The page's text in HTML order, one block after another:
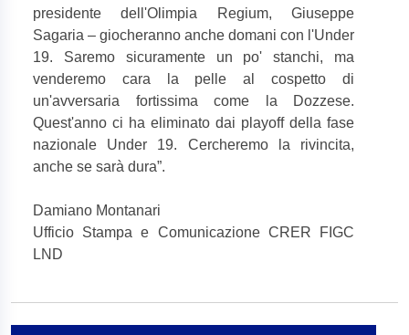
presidente dell'Olimpia Regium, Giuseppe
Sagaria – giocheranno anche domani con l'Under
19. Saremo sicuramente un po' stanchi, ma
venderemo cara la pelle al cospetto di
un'avversaria fortissima come la Dozzese.
Quest'anno ci ha eliminato dai playoff della fase
nazionale Under 19. Cercheremo la rivincita,
anche se sarà dura”.
Damiano Montanari
Ufficio Stampa e Comunicazione CRER FIGC
LND